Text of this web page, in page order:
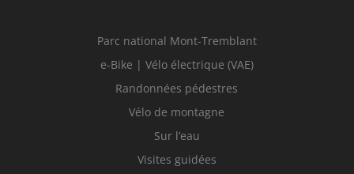
Parc national Mont-Tremblant
e-Bike | Vélo électrique (VAE)
Randonnées pédestres
Vélo de montagne
Sur l’eau
Visites guidées